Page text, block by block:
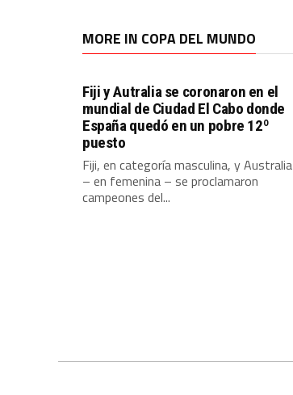
MORE IN COPA DEL MUNDO
Fiji y Autralia se coronaron en el
mundial de Ciudad El Cabo donde
España quedó en un pobre 12º
puesto
Fiji, en categoría masculina, y Australia
– en femenina – se proclamaron
campeones del...